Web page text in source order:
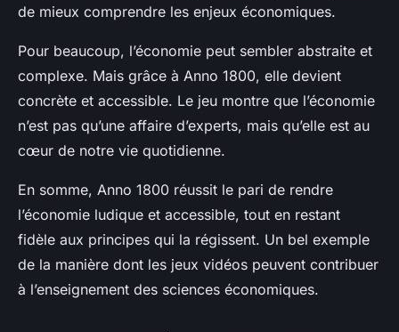
de mieux comprendre les enjeux économiques.
Pour beaucoup, l’économie peut sembler abstraite et
complexe. Mais grâce à Anno 1800, elle devient
concrète et accessible. Le jeu montre que l’économie
n’est pas qu’une affaire d’experts, mais qu’elle est au
cœur de notre vie quotidienne.
En somme, Anno 1800 réussit le pari de rendre
l’économie ludique et accessible, tout en restant
fidèle aux principes qui la régissent. Un bel exemple
de la manière dont les jeux vidéos peuvent contribuer
à l’enseignement des sciences économiques.